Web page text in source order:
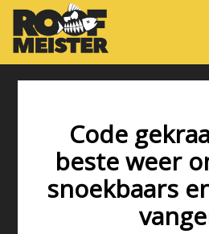
Code
beste weer
snoekbaars